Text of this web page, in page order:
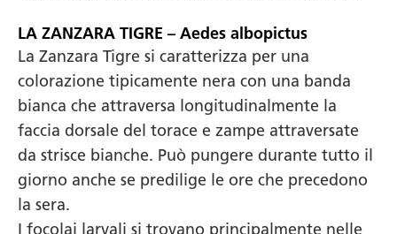
LA ZANZARA TIGRE – Aedes albopictus
La Zanzara Tigre si caratterizza per una
colorazione tipicamente nera con una banda
bianca che attraversa longitudinalmente la
faccia dorsale del torace e zampe attraversate
da strisce bianche. Può pungere durante tutto il
giorno anche se predilige le ore che precedono
la sera.